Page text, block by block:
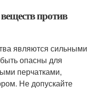
против
являются сильными
опасны для
перчатками,
Не допускайте